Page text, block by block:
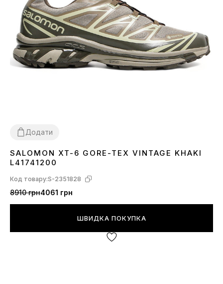
Додати
4243 44
SALOMON XT-6 GORE-TEX VINTAGE KHAKI
L41741200
Код товару:S-2351828
8910 грн4061 грн
ШВИДКА ПОКУПКА